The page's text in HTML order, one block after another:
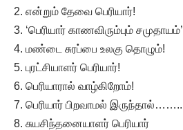
2. என்றும் தேவை பெரியார்!
3. ‘பெரியார் காணவிரும்பும் சமுதாயம்’
4. மண்டை சுரப்பை உலகு தொழும்!
5. புரட்சியாளர் பெரியார்!
6. பெரியாரால் வாழ்கிறோம்!
7. பெரியார் பிறவாமல் இருந்தால்……..
8. சுயசிந்தனையாளர் பெரியார்